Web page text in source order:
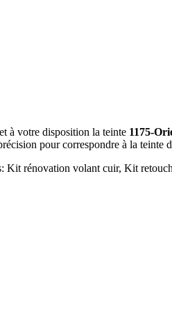
à votre disposition la teinte 1175-
pour correspondre à la teinte
Kit rénovation volant cuir, Kit